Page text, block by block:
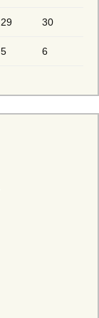
29 30
5 6